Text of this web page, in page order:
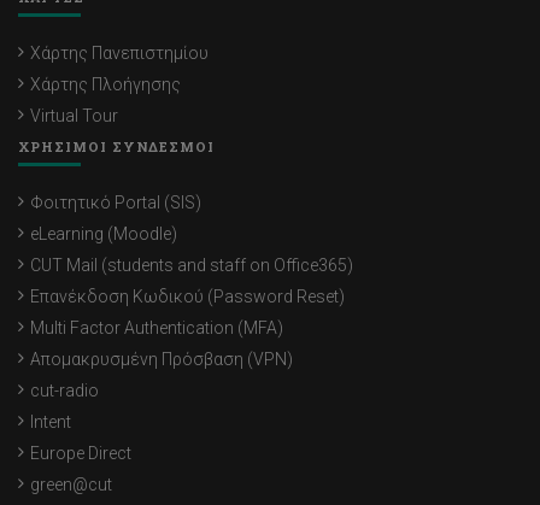
Χάρτης Πανεπιστημίου
Χάρτης Πλοήγησης
Virtual Tour
ΧΡΗΣΙΜΟΙ ΣΥΝΔΕΣΜΟΙ
Φοιτητικό Portal (SIS)
eLearning (Moodle)
CUT Mail (students and staff on Office365)
Επανέκδοση Κωδικού (Password Reset)
Multi Factor Authentication (MFA)
Απομακρυσμένη Πρόσβαση (VPN)
cut-radio
Intent
Europe Direct
green@cut